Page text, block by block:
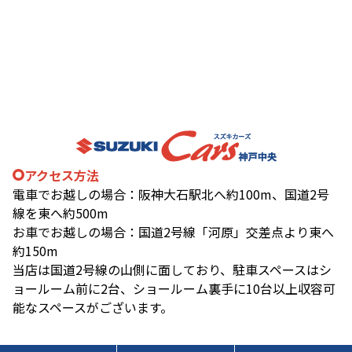
アクセス方法
電車でお越しの場合：阪神大石駅北へ約100m、国道2号
線を東へ約500m
お車でお越しの場合：国道2号線「河原」交差点より東へ
約150m
当店は国道2号線の山側に面しており、駐車スペースはシ
ョールーム前に2台、ショールーム裏手に10台以上収容可
能なスペースがございます。